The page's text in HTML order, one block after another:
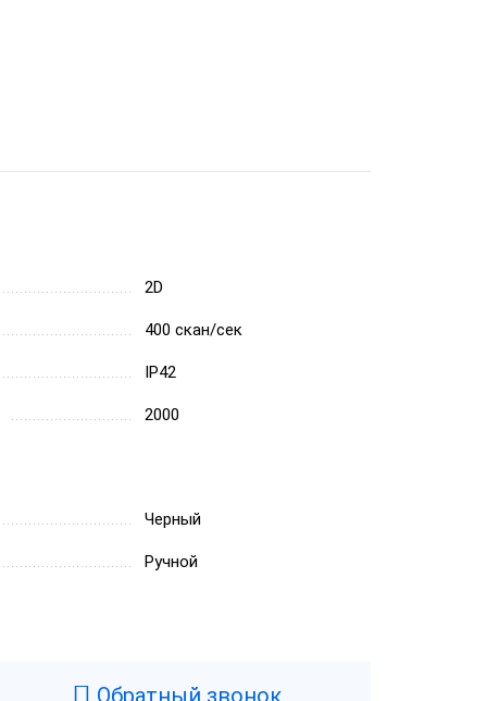
2D
400 скан/сек
IP42
2000
Черный
Ручной